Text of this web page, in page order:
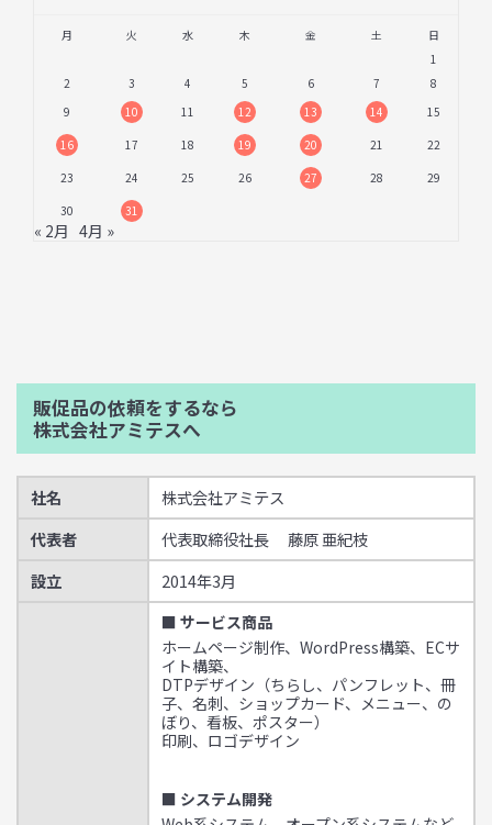
月 火 水 木 金 土
日
1
2
3 4 5 6 7
8
9
10 11 12 13 14
15
16
17 18 19 20 21
22
23
24 25 26 27 28
29
30
31
« 2月 4月 »
販促品の依頼をするなら
株式会社アミテスへ
社名
株式会社アミテス
代表者
代表取締役社長 藤原 亜紀枝
設立
2014年3月
■ サービス商品
ホームページ制作、WordPress構築、ECサ
イト構築、
DTPデザイン（ちらし、パンフレット、冊
子、名刺、ショップカード、メニュー、の
ぼり、看板、ポスター）
印刷、ロゴデザイン
■ システム開発